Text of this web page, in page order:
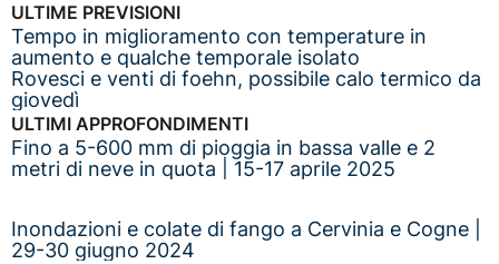
ULTIME PREVISIONI
Tempo in miglioramento con temperature in
aumento e qualche temporale isolato
Rovesci e venti di foehn, possibile calo termico da
giovedì
ULTIMI APPROFONDIMENTI
Fino a 5-600 mm di pioggia in bassa valle e 2
metri di neve in quota | 15-17 aprile 2025
Inondazioni e colate di fango a Cervinia e Cogne |
29-30 giugno 2024